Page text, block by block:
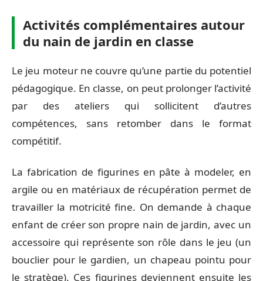
Activités complémentaires autour
du nain de jardin en classe
Le jeu moteur ne couvre qu’une partie du potentiel
pédagogique. En classe, on peut prolonger l’activité
par des ateliers qui sollicitent d’autres
compétences, sans retomber dans le format
compétitif.
La fabrication de figurines en pâte à modeler, en
argile ou en matériaux de récupération permet de
travailler la motricité fine. On demande à chaque
enfant de créer son propre nain de jardin, avec un
accessoire qui représente son rôle dans le jeu (un
bouclier pour le gardien, un chapeau pointu pour
le stratège). Ces figurines deviennent ensuite les